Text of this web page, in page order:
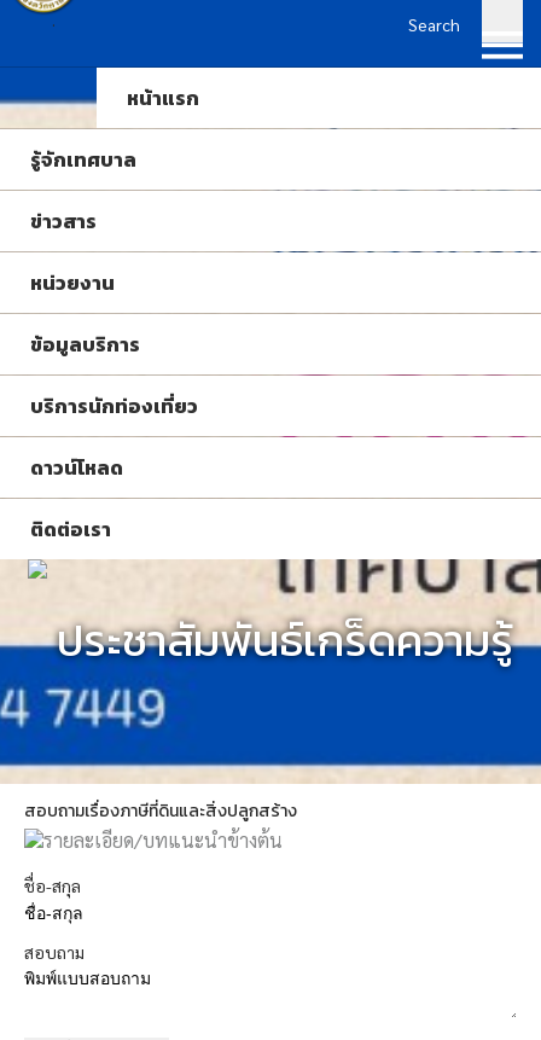
Search
หน้าแรก
รู้จักเทศบาล
ข่าวสาร
หน่วยงาน
ข้อมูลบริการ
บริการนักท่องเที่ยว
ดาวน์โหลด
ติดต่อเรา
ประชาสัมพันธ์เกร็ดความรู้
สอบถามเรื่องภาษีที่ดินและสิ่งปลูกสร้าง
รายละเอียด/บทแนะนำข้างต้น
ชื่อ-สกุล
สอบถาม